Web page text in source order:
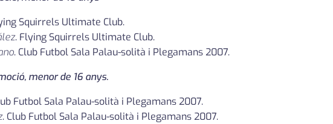
Squirrels Ultimate Club.
. Flying Squirrels Ultimate Club.
. Club Futbol Sala Palau-solità i Plegamans 2007.
menor de 16 anys.
Futbol Sala Palau-solità i Plegamans 2007.
. Club Futbol Sala Palau-solità i Plegamans 2007.